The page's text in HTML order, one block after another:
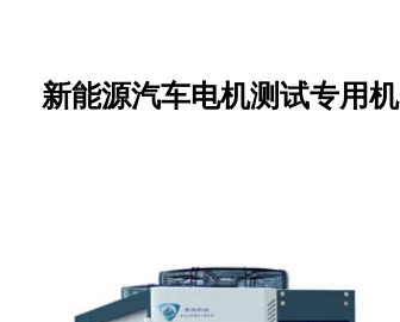
新能源汽车电机测试专用机